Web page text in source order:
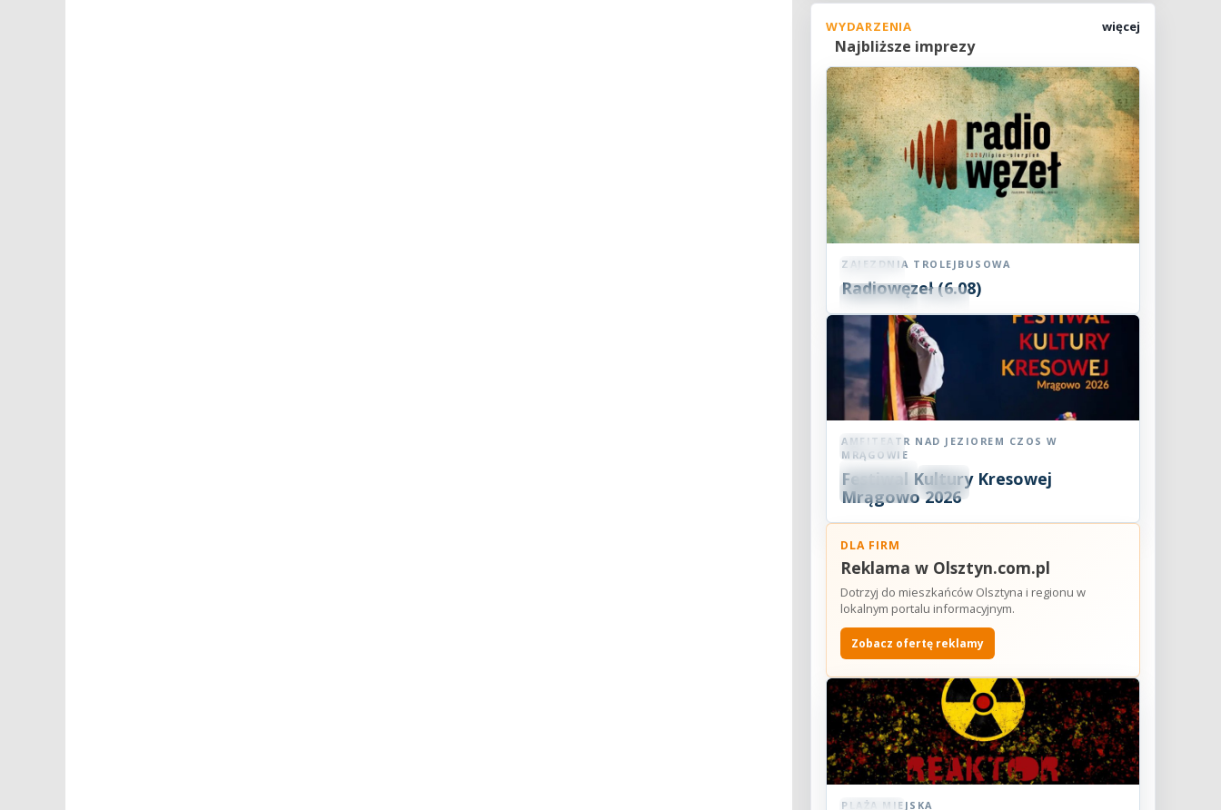
WYDARZENIA
Najbliższe imprezy
więcej
Koncert
06 SIE
2026
ZAJEZDNIA TROLEJBUSOWA
Radiowęzeł (6.08)
06 SIE 18:30
AMFITEATR NAD JEZIOREM CZOS W
MRĄGOWIE
Festiwal Kultury Kresowej
Mrągowo 2026
DLA FIRM
Reklama w Olsztyn.com.pl
Dotrzyj do mieszkańców Olsztyna i regionu w
lokalnym portalu informacyjnym.
Zobacz ofertę reklamy
PLAŻA MIEJSKA